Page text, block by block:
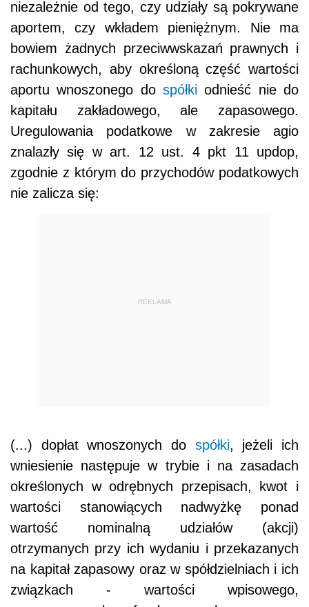
niezależnie od tego, czy udziały są pokrywane
aportem, czy wkładem pieniężnym. Nie ma
bowiem żadnych przeciwwskazań prawnych i
rachunkowych, aby określoną część wartości
aportu wnoszonego do spółki odnieść nie do
kapitału zakładowego, ale zapasowego.
Uregulowania podatkowe w zakresie agio
znalazły się w art. 12 ust. 4 pkt 11 updop,
zgodnie z którym do przychodów podatkowych
nie zalicza się:
REKLAMA
(...) dopłat wnoszonych do spółki, jeżeli ich
wniesienie następuje w trybie i na zasadach
określonych w odrębnych przepisach, kwot i
wartości stanowiących nadwyżkę ponad
wartość nominalną udziałów (akcji)
otrzymanych przy ich wydaniu i przekazanych
na kapitał zapasowy oraz w spółdzielniach i ich
związkach - wartości wpisowego,